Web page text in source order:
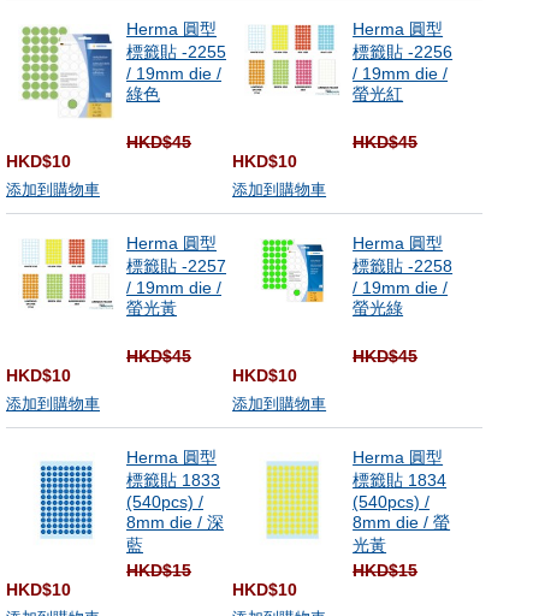
Herma 圓型
標籤貼 -2255
/ 19mm die /
綠色
HKD$45
HKD$10
添加到購物車
Herma 圓型
標籤貼 -2256
/ 19mm die /
螢光紅
HKD$45
HKD$10
添加到購物車
Herma 圓型
標籤貼 -2257
/ 19mm die /
螢光黃
HKD$45
HKD$10
添加到購物車
Herma 圓型
標籤貼 -2258
/ 19mm die /
螢光綠
HKD$45
HKD$10
添加到購物車
Herma 圓型
標籤貼 1833
(540pcs) /
8mm die / 深
藍
HKD$15
HKD$10
Herma 圓型
標籤貼 1834
(540pcs) /
8mm die / 螢
光黃
HKD$15
HKD$10